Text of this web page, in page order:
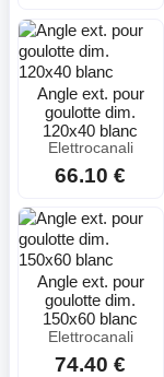
Angle ext. pour
goulotte dim.
120x40 blanc
Elettrocanali
66.10 €
Angle ext. pour
goulotte dim.
150x60 blanc
Elettrocanali
74.40 €